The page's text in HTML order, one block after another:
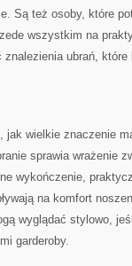
Są też osoby, które
wszystkim na
ubrań,
wielkie znaczenie
sprawia wrażenie
wykończenie,
na komfort
wyglądać stylowo,
garderoby.